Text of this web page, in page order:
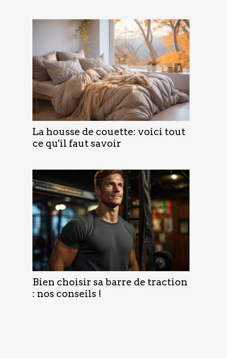
La housse de couette: voici tout
ce qu'il faut savoir
Bien choisir sa barre de traction
: nos conseils !